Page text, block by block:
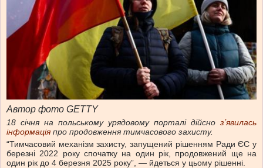
Автор фото GETTY
18 січня на польському урядовому порталі дійсно зʼявилась
інформація про продовження тимчасового захисту.
“Тимчасовий механізм захисту, запущений рішенням Ради ЄС у
березні 2022 року спочатку на один рік, продовжений ще на
один рік до 4 березня 2025 року”, — йдеться у цьому рішенні.